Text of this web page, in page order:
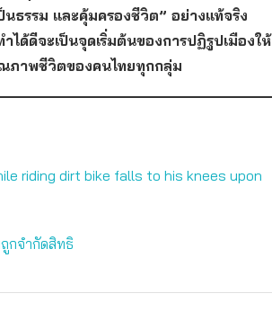
นธรรม และคุ้มครองชีวิต” อย่างแท้จริง
ด้ดีจะเป็นจุดเริ่มต้นของการปฏิรูปเมืองให้
ณภาพชีวิตของคนไทยทุกกลุ่ม
riding dirt bike falls to his knees upon
กจำกัดสิทธิ